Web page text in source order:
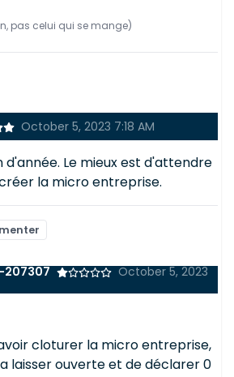
pas celui qui se mange)
October 5, 2023 7:18 AM
d'année. Le mieux est d'attendre
la micro entreprise.
207307
October 5, 2023
cloturer la micro entreprise,
laisser ouverte et de déclarer 0